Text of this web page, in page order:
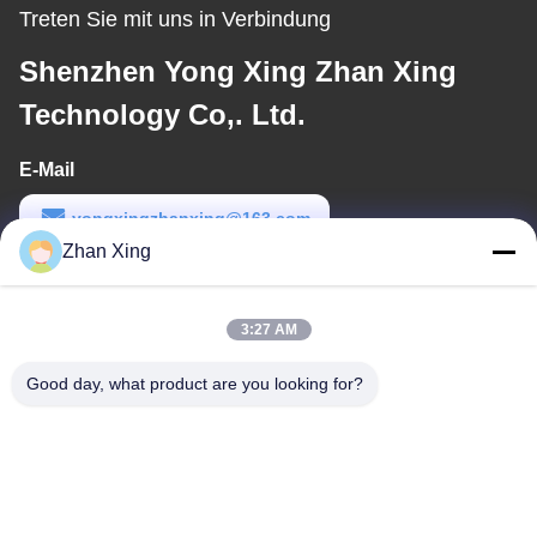
Treten Sie mit uns in Verbindung
Shenzhen Yong Xing Zhan Xing
Technology Co,. Ltd.
E-Mail
yongxingzhanxing@163.com
Arbeitszeit
Zhan Xing
3:27 AM
Good day, what product are you looking for?